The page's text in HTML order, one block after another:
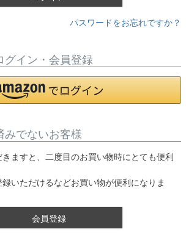
パスワードをお忘れですか？
グイン・会員登録
みでないお客様
ますと、二度目のお買い物時にとても便利
いただけるなどお買い物が便利になりま
会員登録